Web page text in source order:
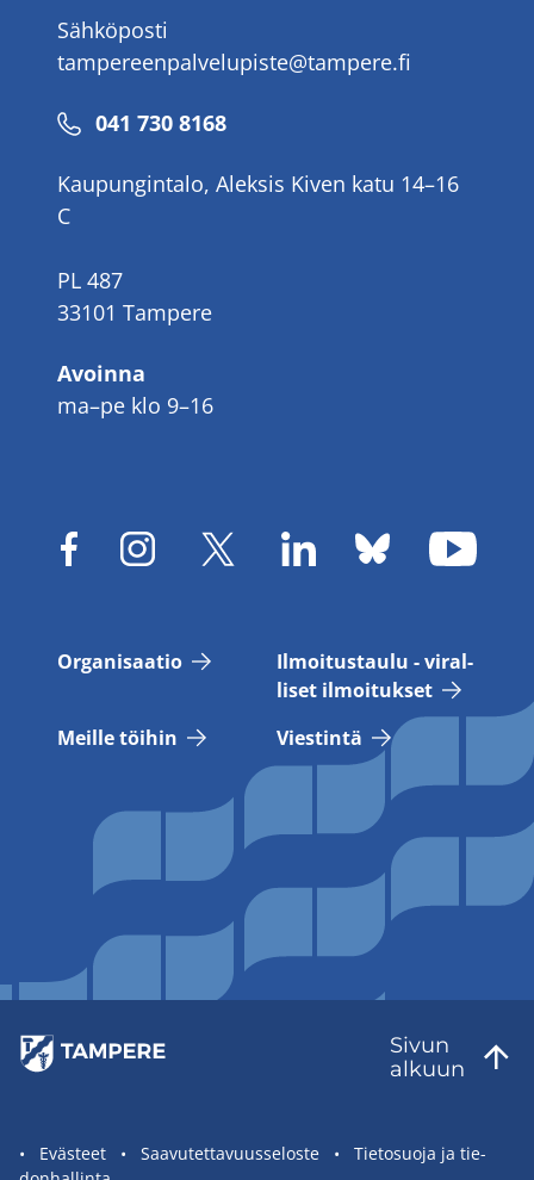
Sähköposti
tampereenpalvelupiste@tampere.fi
Puhelinnumero
041 730 8168
Kaupungintalo, Aleksis Kiven katu 14–16
C
PL 487
33101 Tampere
Avoinna
ma–pe klo 9–16
Or­ga­ni­saa­tio
Il­moi­tus­tau­lu - vi­ral­
li­set il­moi­tuk­set
Meil­le töi­hin
Vies­tin­tä
Sivun
al­kuun
Sivuston
Eväs­teet Saa­vu­tet­ta­vuus­se­los­te
Tie­to­suo­ja ja tie­